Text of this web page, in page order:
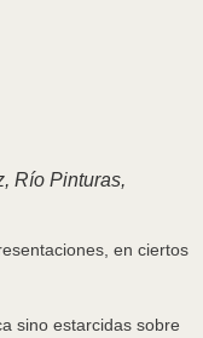
Río Pinturas,
en ciertos
sino estarcidas sobre